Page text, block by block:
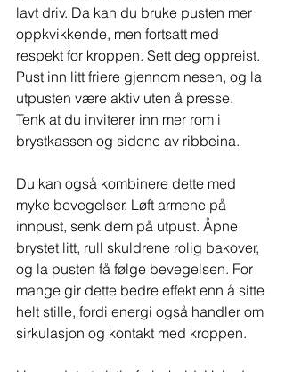
lavt driv. Da kan du bruke pusten mer
oppkvikkende, men fortsatt med
respekt for kroppen. Sett deg oppreist.
Pust inn litt friere gjennom nesen, og la
utpusten være aktiv uten å presse.
Tenk at du inviterer inn mer rom i
brystkassen og sidene av ribbeina.
Du kan også kombinere dette med
myke bevegelser. Løft armene på
innpust, senk dem på utpust. Åpne
brystet litt, rull skuldrene rolig bakover,
og la pusten få følge bevegelsen. For
mange gir dette bedre effekt enn å sitte
helt stille, fordi energi også handler om
sirkulasjon og kontakt med kroppen.